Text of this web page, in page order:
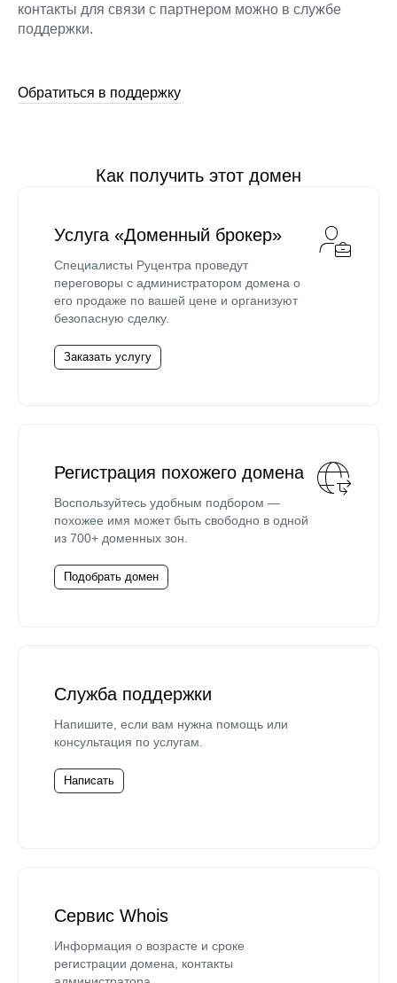
контакты для связи с партнером можно в службе
поддержки.
Обратиться в поддержку
Как получить этот домен
Услуга «Доменный брокер»
Специалисты Руцентра проведут
переговоры с администратором домена о
его продаже по вашей цене и организуют
безопасную сделку.
Заказать услугу
Регистрация похожего домена
Воспользуйтесь удобным подбором —
похожее имя может быть свободно в одной
из 700+ доменных зон.
Подобрать домен
Служба поддержки
Напишите, если вам нужна помощь или
консультация по услугам.
Написать
Сервис Whois
Информация о возрасте и сроке
регистрации домена, контакты